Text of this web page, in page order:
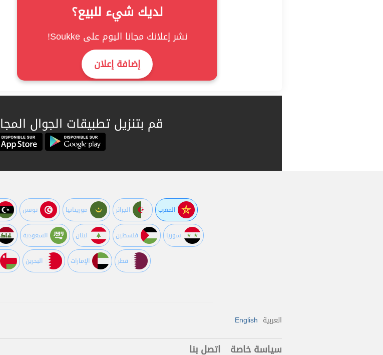
لديك شيء للبيع؟
نشر إعلانك مجانا اليوم على Soukke!
إضافة إعلان
قم بتنزيل تطبيقات الجوال
المغرب الجزائر موريتانيا تونس
سوريا فلسطين لبنان السعودية
قطر اﻹمارات البحرين
العربية English
سياسة خاصة اتصل بنا